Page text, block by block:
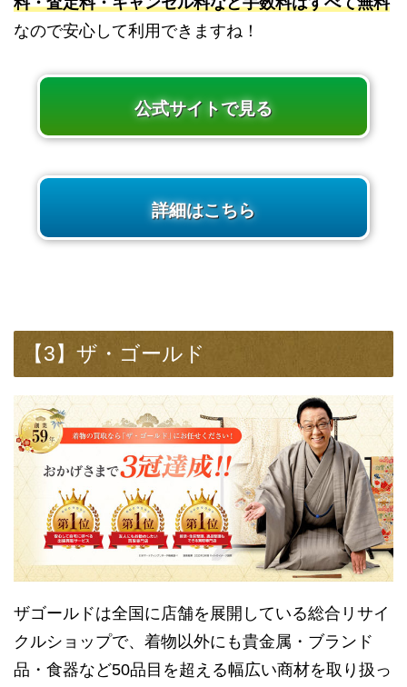
なので安心して利用できますね！
公式サイトで見る
詳細はこちら
【3】ザ・ゴールド
ザゴールドは全国に店舗を展開している総合リサイ
クルショップで、着物以外にも貴金属・ブランド
品・食器など50品目を超える幅広い商材を取り扱っ